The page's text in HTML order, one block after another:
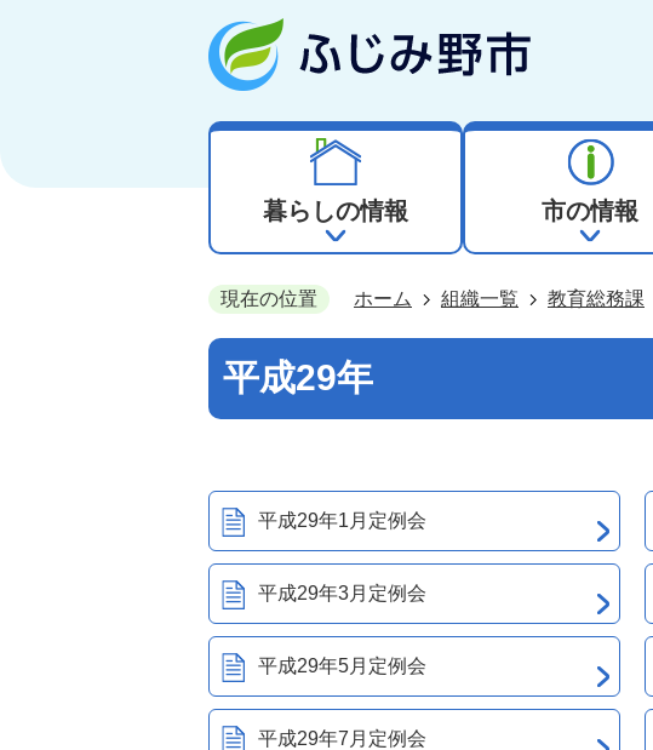
暮らしの情報 市の情報
現在の位置 ホーム 組織一覧 教育総務課
平成29年
平成29年1月定例会
平成29年3月定例会
平成29年5月定例会
平成29年7月定例会